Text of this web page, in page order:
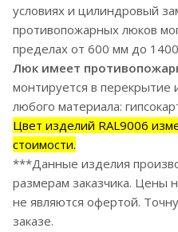
условиях и цилиндровый
противопожарных люков
пределах от 600 мм до
Люк имеет
монтируется в перекрытие
любого материала:
Цвет изделий RAL9006
стоимости.
***Данные изделия
размерам заказчика. Цены
не являются офертой.
заказе.